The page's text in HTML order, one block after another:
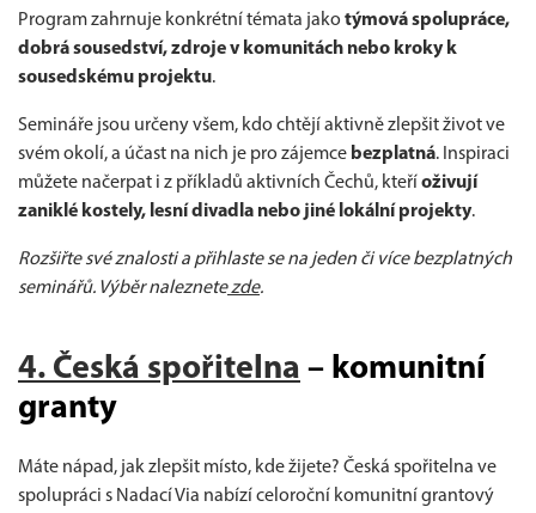
Program zahrnuje konkrétní témata jako týmová spolupráce,
dobrá sousedství, zdroje v komunitách nebo kroky k
sousedskému projektu.
Semináře jsou určeny všem, kdo chtějí aktivně zlepšit život ve
svém okolí, a účast na nich je pro zájemce bezplatná. Inspiraci
můžete načerpat i z příkladů aktivních Čechů, kteří oživují
zaniklé kostely, lesní divadla nebo jiné lokální projekty.
Rozšiřte své znalosti a přihlaste se na jeden či více bezplatných
seminářů. Výběr naleznetezde.
4. Česká spořitelna – komunitní
granty
Máte nápad, jak zlepšit místo, kde žijete? Česká spořitelna ve
spolupráci s Nadací Via nabízí celoroční komunitní grantový